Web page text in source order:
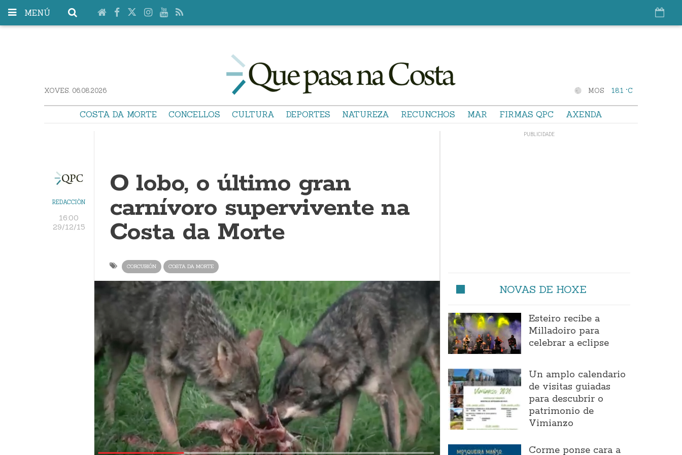
MENÚ
XOVES. 06.08.2026 MOS 18.1 °C
COSTA DA MORTE CONCELLOS CULTURA DEPORTES NATUREZA RECUNCHOS MAR FIRMAS QPC AXENDA
REDACCIÓN
16:00
29/12/15
O lobo, o último gran
carnívoro supervivente na
Costa da Morte
CORCUBIÓN COSTA DA MORTE
NOVAS DE HOXE
Esteiro recibe a
Milladoiro para
celebrar a eclipse
Un amplo calendario
de visitas guiadas
para descubrir o
patrimonio de
Vimianzo
Corme ponse cara a